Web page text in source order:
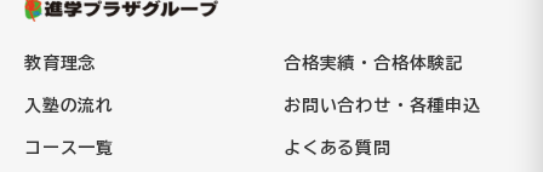
教育理念
入塾の流れ
コース一覧
合格実績・合格体験記
お問い合わせ・各種申込
よくある質問